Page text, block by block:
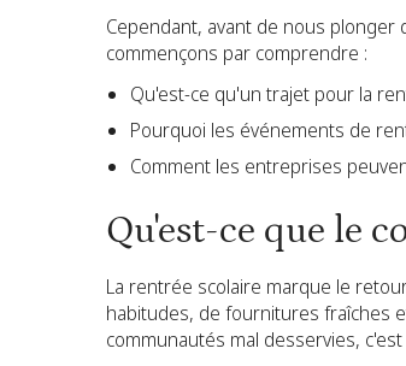
Cependant, avant de nous
commençons par comprendre :
Qu'est-ce qu'un trajet pour la
Pourquoi les événements de
Comment les entreprises
Qu'est-ce que le
La rentrée scolaire marque le
habitudes, de fournitures fraîches
communautés mal desservies,